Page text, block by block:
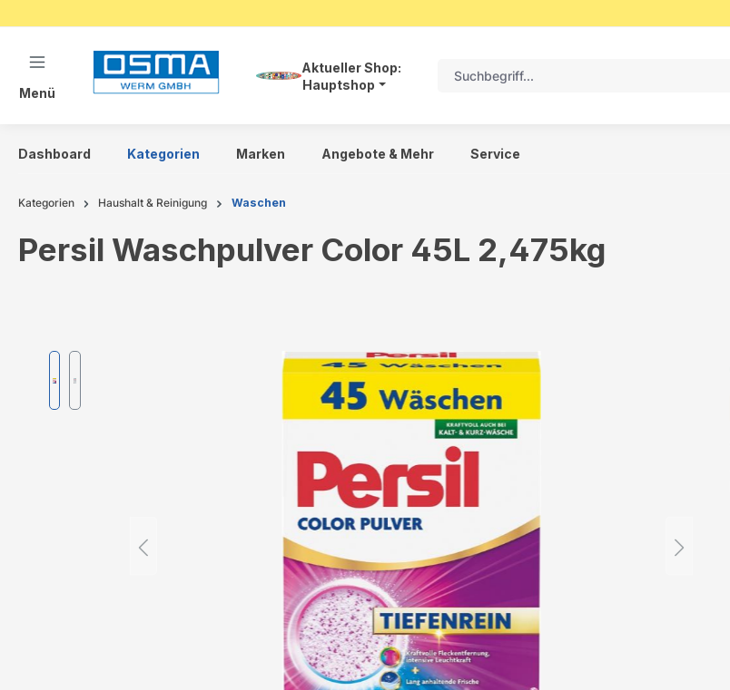
Menü
Aktueller Shop:
Hauptshop
Dashboard Kategorien Marken Angebote & Mehr Service
Kategorien Haushalt & Reinigung Waschen
Persil Waschpulver Color 45L 2,475kg
Bildergalerie überspringen